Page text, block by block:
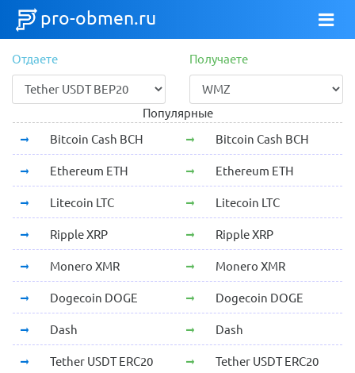
pro-obmen.ru
Отдаете Получаете
Популярные
Bitcoin Cash BCH
Bitcoin Cash BCH
Ethereum ETH Ethereum ETH
Litecoin LTC Litecoin LTC
Ripple XRP Ripple XRP
Monero XMR Monero XMR
Dogecoin DOGE Dogecoin DOGE
Dash Dash
Tether USDT ERC20 Tether USDT ERC20